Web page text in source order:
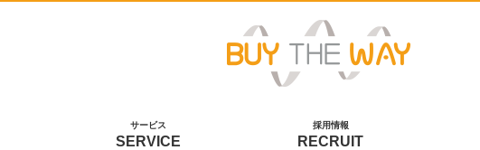
サービス
SERVICE
採用情報
RECRUIT